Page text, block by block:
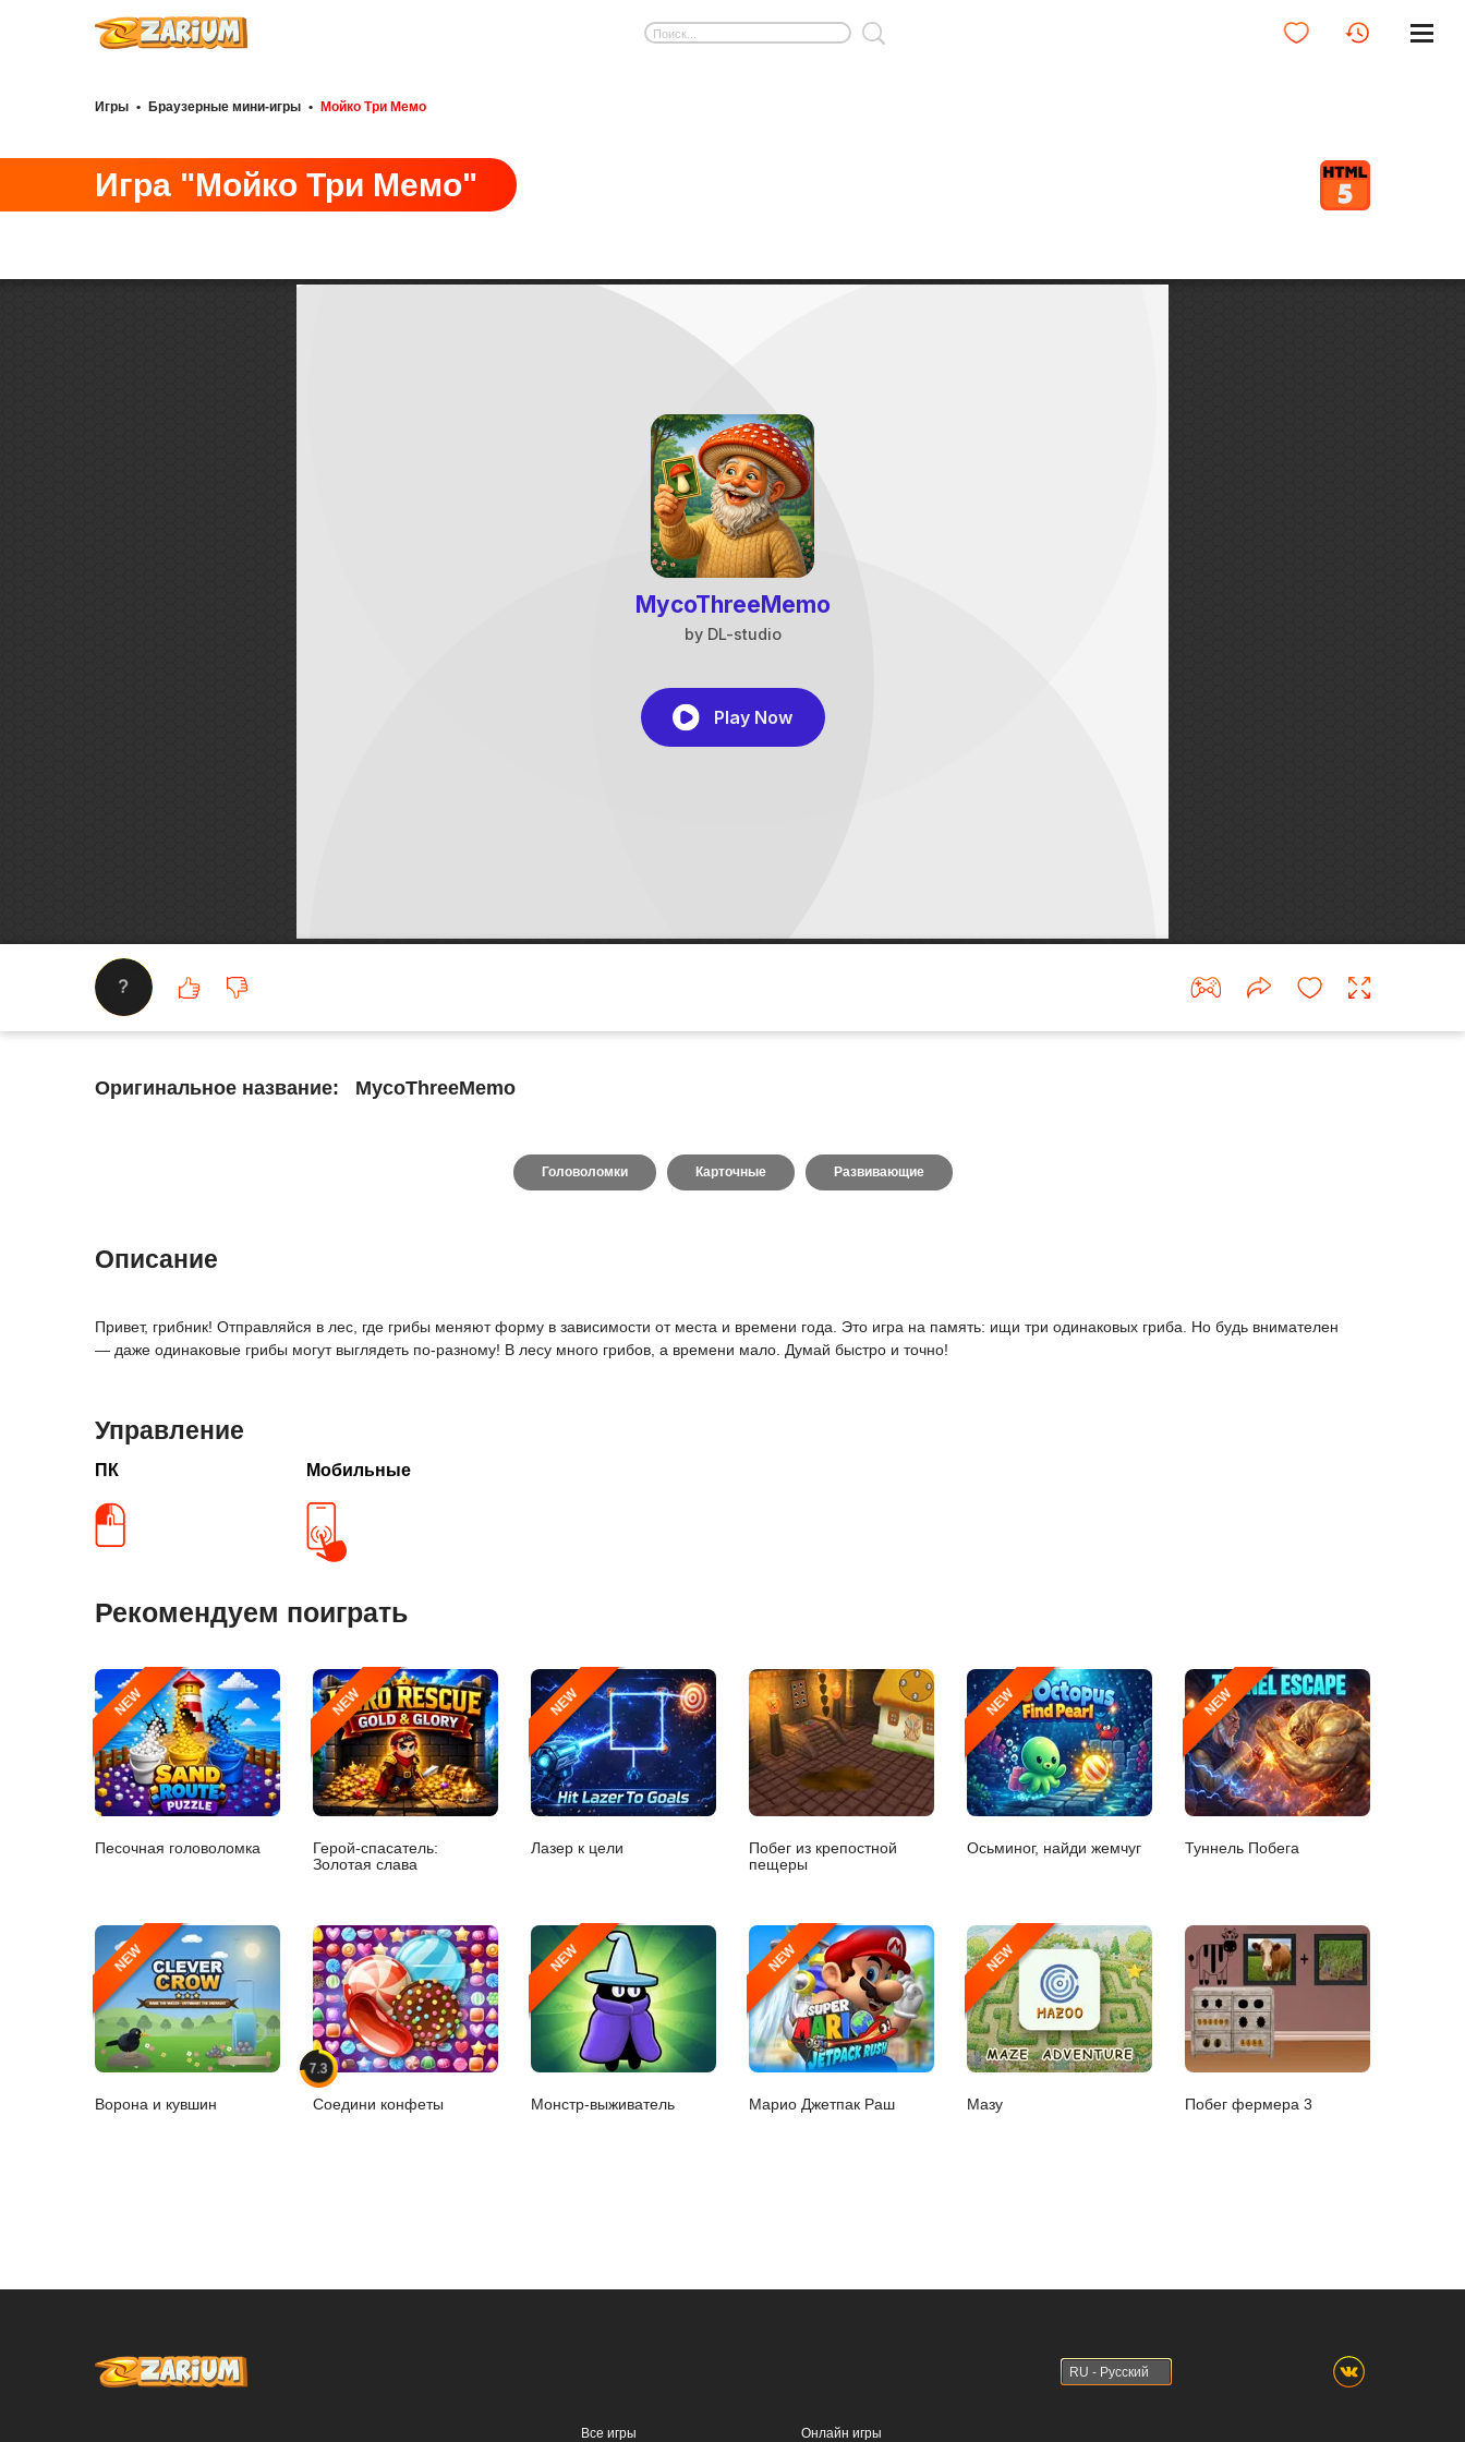
Игры • Браузерные мини-игры • Мойко Три Мемо
Игра "Мойко Три Мемо"
?
Оригинальное название: MycoThreeMemo
Головоломки Карточные Развивающие
Описание
Привет, грибник! Отправляйся в лес, где грибы меняют форму в зависимости от места и времени года. Это игра на память: ищи три одинаковых гриба. Но будь внимателен
— даже одинаковые грибы могут выглядеть по-разному! В лесу много грибов, а времени мало. Думай быстро и точно!
Управление
ПК Мобильные
Рекомендуем поиграть
NEW
Песочная головоломка
NEW
Герой-спасатель:
Золотая слава
NEW
Лазер к цели
Побег из крепостной
пещеры
NEW
Осьминог, найди жемчуг
NEW
Туннель Побега
NEW
Ворона и кувшин
7.3
Соедини конфеты
NEW
Монстр-выживатель
NEW
Марио Джетпак Раш
NEW
Мазу Побег фермера 3
RU - Русский
Все игры Онлайн игры